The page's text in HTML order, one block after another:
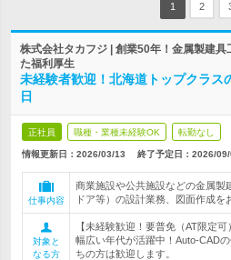
1 2
株式会社タカフジ | 創業50年！金属製建
た福利厚生
未経験者歓迎！北海道トップクラス
日
正社員 職種・業種未経験OK 転勤なし
情報更新日：2026/03/13 終了予定日： 2026/09/
仕事内容
商業施設や公共施設などの金属製
ドア等）の設計業務、図面作成を
対象と
なる方
【未経験歓迎！要普免（AT限定
幅広い年代が活躍中！Auto-CAD
ちの方は歓迎します。